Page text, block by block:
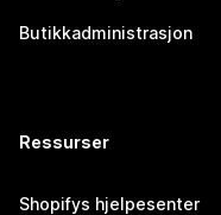
Butikkadministrasjon
Ressurser
Shopifys hjelpesenter